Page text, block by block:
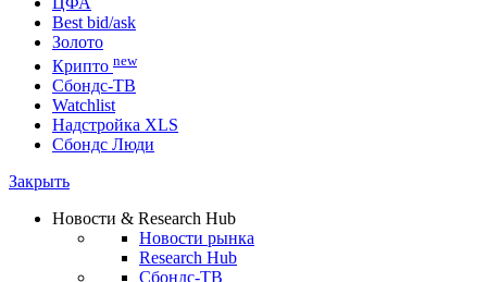
Консенсусы
Поиск облигаций (ИИ)
Кривые доходности
ЦФА
Best bid/ask
Золото
Крипто new
Watchlist
Сбондс Люди